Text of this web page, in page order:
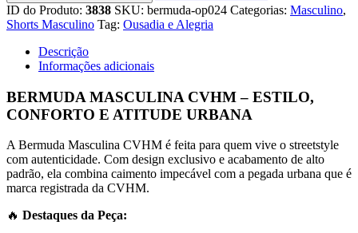
Jeans
100%
algodão
OP:024
quantidade
ID do Produto: 3838 SKU: bermuda-op024 Categorias: Masculino,
Shorts Masculino Tag: Ousadia e Alegria
Descrição
Informações adicionais
BERMUDA MASCULINA CVHM – ESTILO,
CONFORTO E ATITUDE URBANA
A Bermuda Masculina CVHM é feita para quem vive o streetstyle
com autenticidade. Com design exclusivo e acabamento de alto
padrão, ela combina caimento impecável com a pegada urbana que é
marca registrada da CVHM.
🔥 Destaques da Peça: